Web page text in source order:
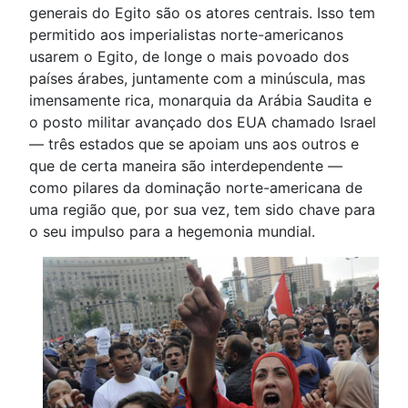
generais do Egito são os atores centrais. Isso tem
permitido aos imperialistas norte-americanos
usarem o Egito, de longe o mais povoado dos
países árabes, juntamente com a minúscula, mas
imensamente rica, monarquia da Arábia Saudita e
o posto militar avançado dos EUA chamado Israel
— três estados que se apoiam uns aos outros e
que de certa maneira são interdependente —
como pilares da dominação norte-americana de
uma região que, por sua vez, tem sido chave para
o seu impulso para a hegemonia mundial.